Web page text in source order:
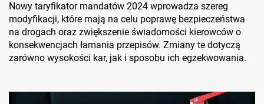
Nowy taryfikator mandatów 2024 wprowadza szereg
modyfikacji, które mają na celu poprawę bezpieczeństwa
na drogach oraz zwiększenie świadomości kierowców o
konsekwencjach łamania przepisów. Zmiany te dotyczą
zarówno wysokości kar, jak i sposobu ich egzekwowania.